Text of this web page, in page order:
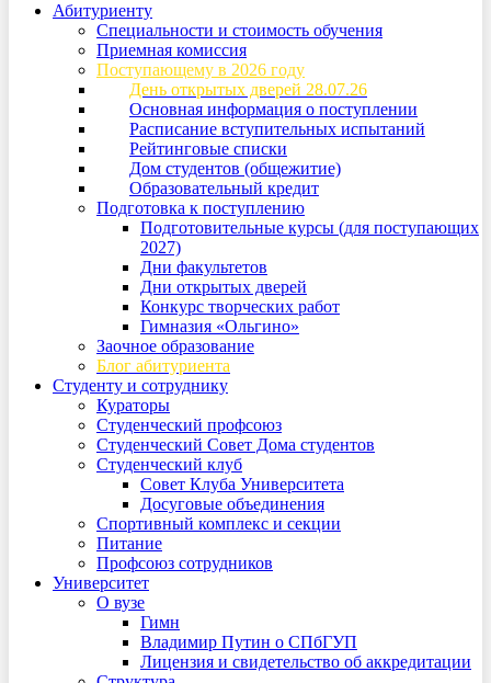
Абитуриенту
Специальности и стоимость обучения
Приемная комиссия
Поступающему в 2026 году
День открытых дверей 28.07.26
Основная информация о поступлении
Расписание вступительных испытаний
Рейтинговые списки
Дом студентов (общежитие)
Образовательный кредит
Подготовка к поступлению
Подготовительные курсы (для поступающих
2027)
Дни факультетов
Дни открытых дверей
Конкурс творческих работ
Гимназия «Ольгино»
Заочное образование
Блог абитуриента
Студенту и сотруднику
Кураторы
Студенческий профсоюз
Студенческий Совет Дома студентов
Студенческий клуб
Совет Клуба Университета
Досуговые объединения
Спортивный комплекс и секции
Питание
Профсоюз сотрудников
Университет
О вузе
Гимн
Владимир Путин о СПбГУП
Лицензия и свидетельство об аккредитации